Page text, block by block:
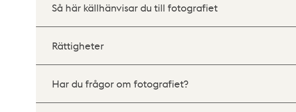
Så här källhänvisar du till fotografiet
Rättigheter
Har du frågor om fotografiet?